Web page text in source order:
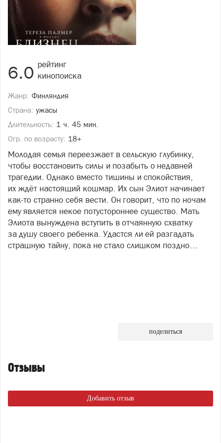
6.0 рейтинг
кинопоиска
Жанр: Финляндия
Страна: ужасы
Длительность: 1 ч. 45 мин.
Огр. по возрасту: 18+
Молодая семья переезжает в сельскую глубинку,
чтобы восстановить силы и позабыть о недавней
трагедии. Однако вместо тишины и спокойствия,
их ждёт настоящий кошмар. Их сын Элиот начинает
как-то странно себя вести. Он говорит, что по ночам
ему является некое потустороннее существо. Мать
Элиота вынуждена вступить в отчаянную схватку
за душу своего ребенка. Удастся ли ей разгадать
страшную тайну, пока не стало слишком поздно…
поделиться
Отзывы
Добавить отзыв